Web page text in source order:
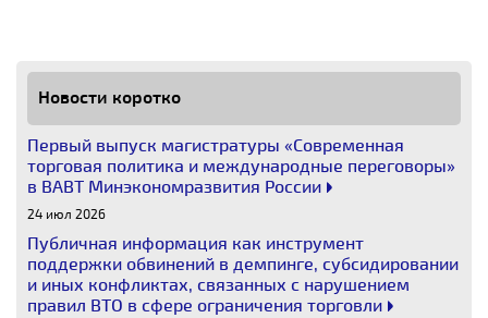
Новости коротко
Первый выпуск магистратуры «Современная
торговая политика и международные переговоры»
в ВАВТ Минэкономразвития России
24 июл 2026
Публичная информация как инструмент
поддержки обвинений в демпинге, субсидировании
и иных конфликтах, связанных с нарушением
правил ВТО в сфере ограничения торговли